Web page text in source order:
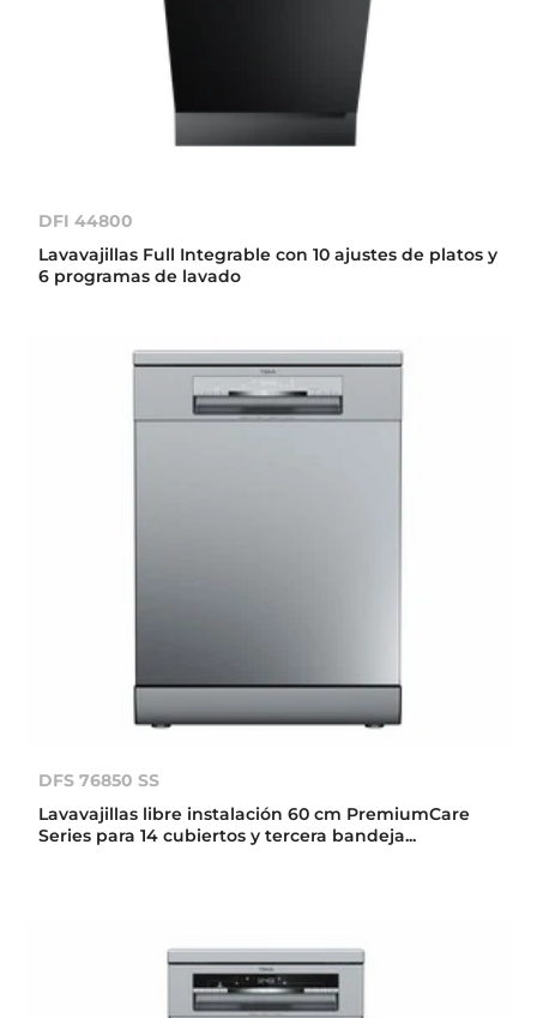
DFI 44800
Lavavajillas Full Integrable con 10 ajustes de platos y
6 programas de lavado
DFS 76850 SS
Lavavajillas libre instalación 60 cm PremiumCare
Series para 14 cubiertos y tercera bandeja...